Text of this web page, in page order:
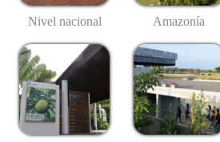
Nivel nacional Amazonía